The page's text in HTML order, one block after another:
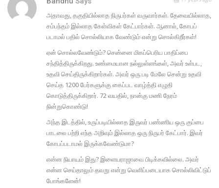
அதாவது, தகுதியில்லாத நிருபர்கள் வருவார்கள். தேவையில்லாத,
சம்பந்தம் இல்லாத கேள்விகள் கேட்பார்கள். ஆனால், கோபப்
படாமல் பதில் சொல்லியாக வேண்டும் என்று சொல்கிறீர்கள்!
ஏன் சொல்லவேண்டும்? சென்னை மிகப்பெரிய பாதிப்பை
சந்தித்திருக்கிறது. உண்மையான நல்லுள்ளங்கள், அவர் உள்பட,
உதவி செய்திருக்கிறார்கள். அவர் ஒரு படி மேலே சென்று உதவி
செய்த 1200 பேர்களுக்கு கைப்பட வாழ்த்தி எழுதி
கொடுத்திருக்கிறார். 72 வயதில், நான்கு மணி நேரம்
நின்றுகொண்டு!
அந்த இடத்தில், உருப்படியில்லாத இருவர் பண்ணிய ஒரு குப்பை
பாடலை பற்றி எந்த அறிவும் இல்லாத ஒரு நிருபர் கேட்பார். இவர்
கோபப்படாமல் இருக்கவேண்டுமா?
என்ன நியாயம் இது? இளையராஜாவை பிடிக்கவில்லை. அவர்
என்ன செய்தாலும் தவறு என்று வெளிப்படையாக சொல்லிவிட்டுப்
போங்களேன்!